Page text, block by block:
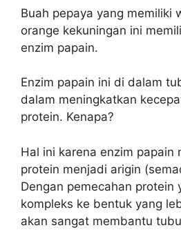
Buah pepaya yang memiliki
orange kekuningan ini
enzim papain.
Enzim papain ini di dalam
dalam meningkatkan
protein. Kenapa?
Hal ini karena enzim papain
protein menjadi arigin
Dengan pemecahan protein
kompleks ke bentuk yang
akan sangat membantu